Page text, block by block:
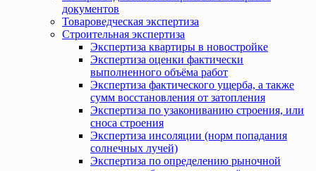
документов
Товароведческая экспертиза
Строительная экспертиза
Экспертиза квартиры в новостройке
Экспертиза оценки фактически
выполненного объёма работ
Экспертиза фактического ущерба, а также
сумм восстановления от затопления
Экспертиза по узакониванию строения, или
сноса строения
Экспертиза инсоляции (норм попадания
солнечных лучей)
Экспертиза по определению рыночной